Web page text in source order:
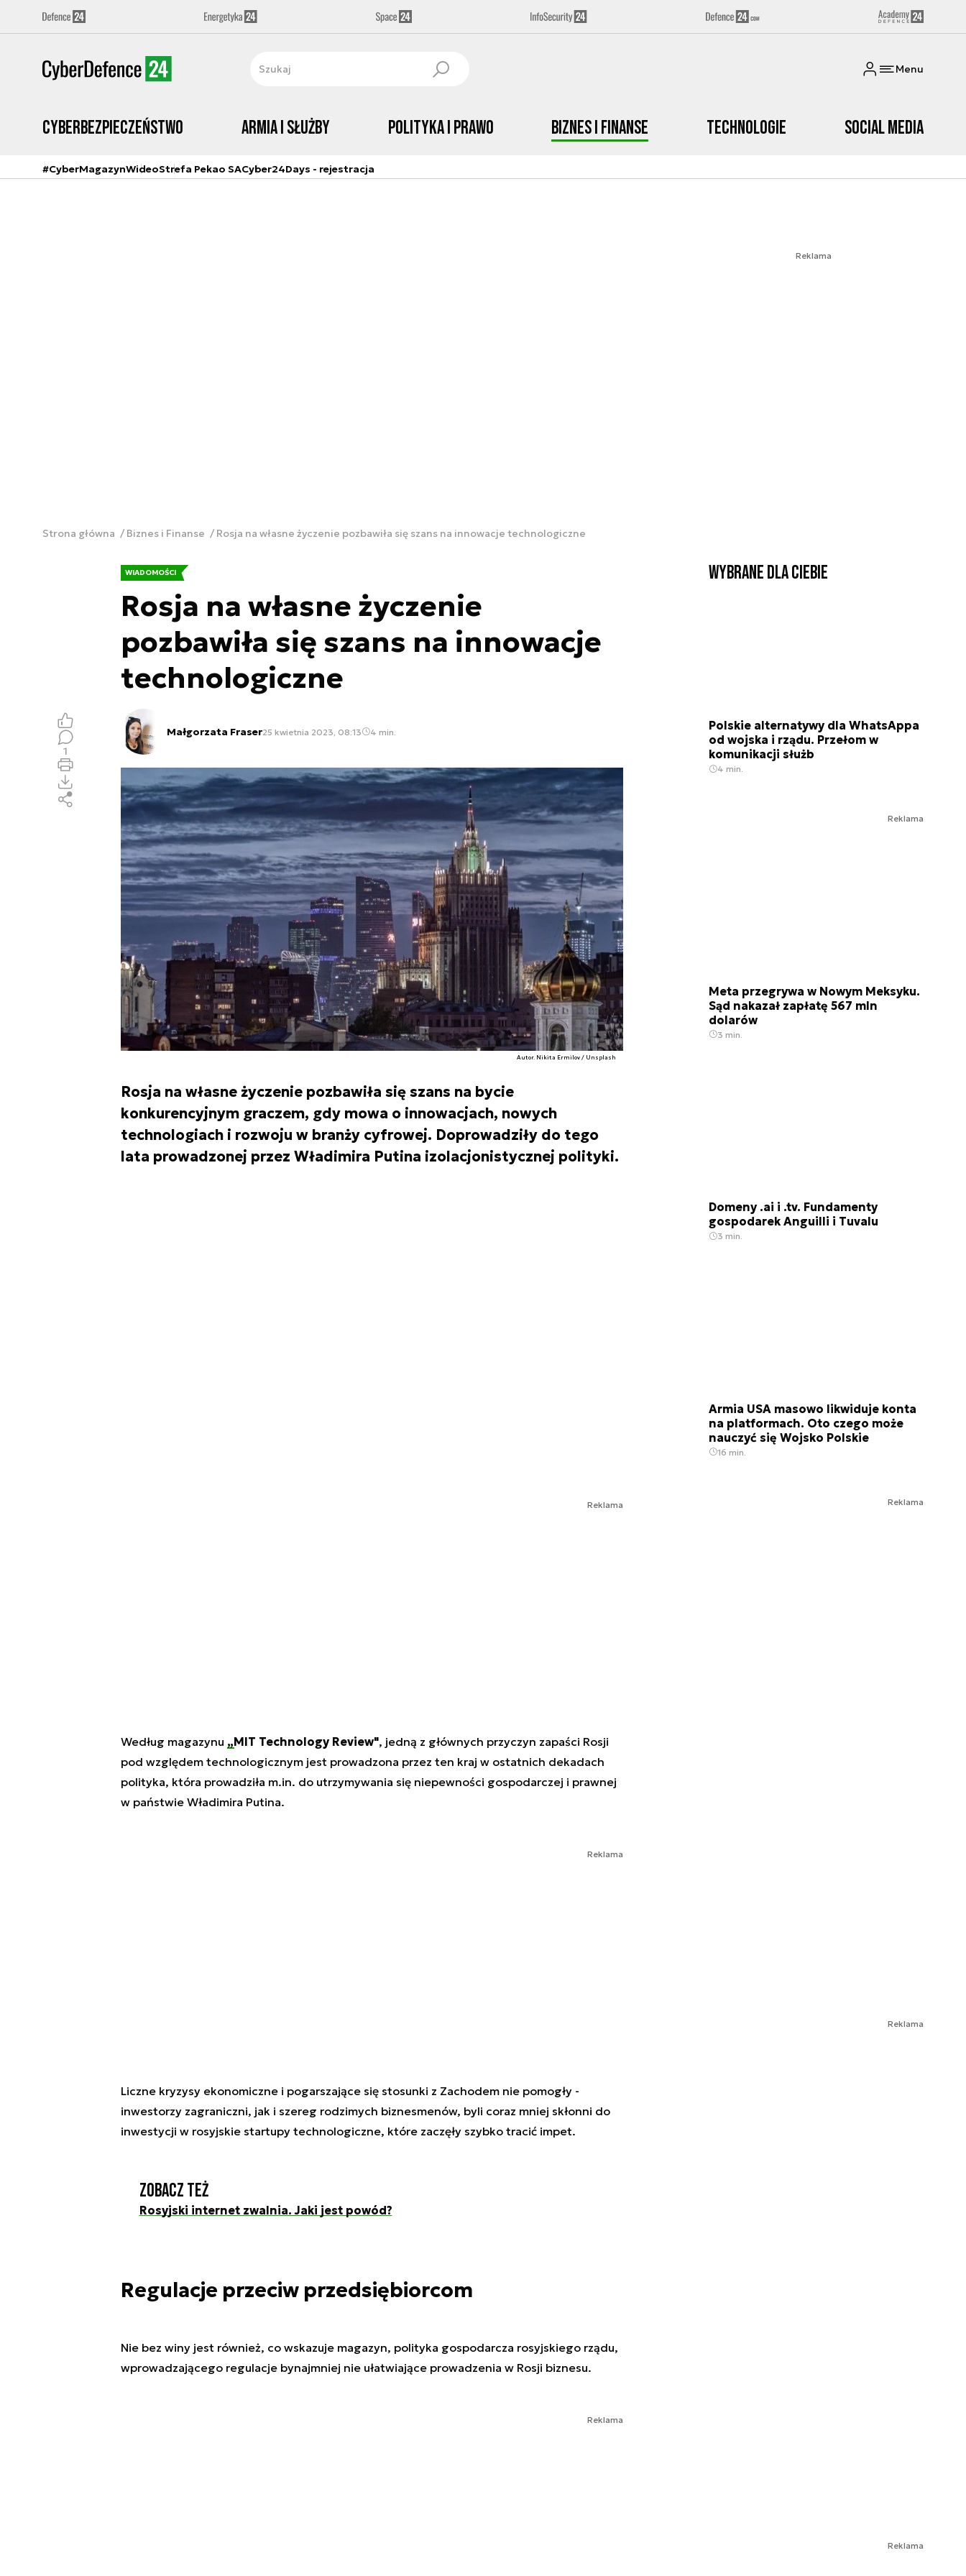
Menu
Cyberbezpieczeństwo Armia i Służby Polityka i prawo Biznes i Finanse Technologie Social media
#CyberMagazynWideoStrefa Pekao SACyber24Days - rejestracja
Reklama
Strona główna Biznes i Finanse Rosja na własne życzenie pozbawiła się szans na innowacje technologiczne
WIADOMOŚCI
Rosja na własne życzenie
pozbawiła się szans na innowacje
technologiczne
Małgorzata Fraser25 kwietnia 2023, 08:13 4 min.
Autor. Nikita Ermilov / Unsplash
Rosja na własne życzenie pozbawiła się szans na bycie
konkurencyjnym graczem, gdy mowa o innowacjach, nowych
technologiach i rozwoju w branży cyfrowej. Doprowadziły do tego
lata prowadzonej przez Władimira Putina izolacjonistycznej polityki.
1
Reklama
Według magazynu „MIT Technology Review", jedną z głównych przyczyn zapaści Rosji
pod względem technologicznym jest prowadzona przez ten kraj w ostatnich dekadach
polityka, która prowadziła m.in. do utrzymywania się niepewności gospodarczej i prawnej
w państwie Władimira Putina.
Reklama
Liczne kryzysy ekonomiczne i pogarszające się stosunki z Zachodem nie pomogły -
inwestorzy zagraniczni, jak i szereg rodzimych biznesmenów, byli coraz mniej skłonni do
inwestycji w rosyjskie startupy technologiczne, które zaczęły szybko tracić impet.
Zobacz też
Rosyjski internet zwalnia. Jaki jest powód?
Regulacje przeciw przedsiębiorcom
Nie bez winy jest również, co wskazuje magazyn, polityka gospodarcza rosyjskiego rządu,
wprowadzającego regulacje bynajmniej nie ułatwiające prowadzenia w Rosji biznesu.
Reklama
Wybrane dla Ciebie
Polskie alternatywy dla WhatsAppa
od wojska i rządu. Przełom w
komunikacji służb
4 min.
Reklama
Meta przegrywa w Nowym Meksyku.
Sąd nakazał zapłatę 567 mln
dolarów
3 min.
Domeny .ai i .tv. Fundamenty
gospodarek Anguilli i Tuvalu
3 min.
Armia USA masowo likwiduje konta
na platformach. Oto czego może
nauczyć się Wojsko Polskie
16 min.
Reklama
Reklama
Reklama